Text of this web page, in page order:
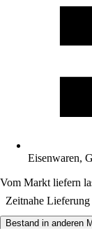
Eisenwaren,
Vom Markt liefern
Zeitnahe
Bestand in anderen